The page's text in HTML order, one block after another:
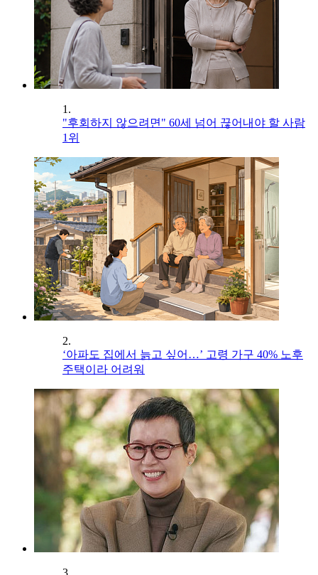
1.
"후회하지 않으려면" 60세 넘어 끊어내야 할 사람
1위
2.
‘아파도 집에서 늙고 싶어…’ 고령 가구 40% 노후
주택이라 어려워